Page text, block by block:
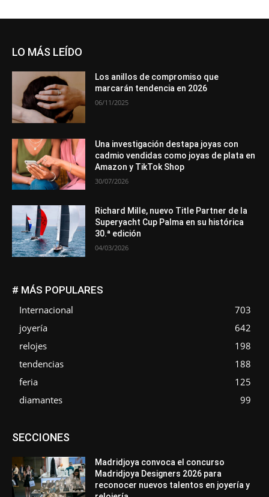
LO MÁS LEÍDO
Los anillos de compromiso que
marcarán tendencia en 2026
06/11/2025
Una investigación destapa joyas con
cadmio vendidas como joyas de plata en
Amazon y TikTok Shop
30/07/2026
Richard Mille, nuevo Title Partner de la
Superyacht Cup Palma en su histórica
30.ª edición
04/03/2026
# MÁS POPULARES
Internacional
703
joyería
642
relojes
198
tendencias
188
feria
125
diamantes
99
SECCIONESAsociaciones
Entrevistas
Opiniones
Premios Secciones
Madridjoya convoca el concurso
Madridjoya Designers 2026 para
reconocer nuevos talentos en joyería y